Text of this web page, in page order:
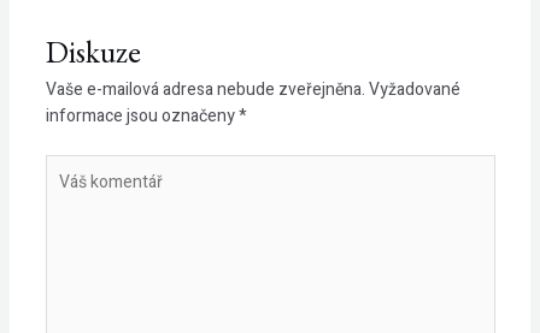
Diskuze
Vaše e-mailová adresa nebude zveřejněna.Vyžadované
informace jsou označeny*
komentář